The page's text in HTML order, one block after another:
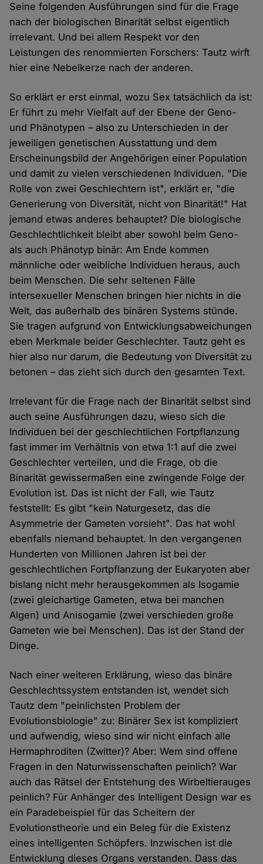
Seine folgenden Ausführungen sind für die Frage
nach der biologischen Binarität selbst eigentlich
irrelevant. Und bei allem Respekt vor den
Leistungen des renommierten Forschers: Tautz wirft
hier eine Nebelkerze nach der anderen.
So erklärt er erst einmal, wozu Sex tatsächlich da ist:
Er führt zu mehr Vielfalt auf der Ebene der Geno-
und Phänotypen – also zu Unterschieden in der
jeweiligen genetischen Ausstattung und dem
Erscheinungsbild der Angehörigen einer Population
und damit zu vielen verschiedenen Individuen. "Die
Rolle von zwei Geschlechtern ist", erklärt er, "die
Generierung von Diversität, nicht von Binarität!" Hat
jemand etwas anderes behauptet? Die biologische
Geschlechtlichkeit bleibt aber sowohl beim Geno-
als auch Phänotyp binär: Am Ende kommen
männliche oder weibliche Individuen heraus, auch
beim Menschen. Die sehr seltenen Fälle
intersexueller Menschen bringen hier nichts in die
Welt, das außerhalb des binären Systems stünde.
Sie tragen aufgrund von Entwicklungsabweichungen
eben Merkmale beider Geschlechter. Tautz geht es
hier also nur darum, die Bedeutung von Diversität zu
betonen – das zieht sich durch den gesamten Text.
Irrelevant für die Frage nach der Binarität selbst sind
auch seine Ausführungen dazu, wieso sich die
Individuen bei der geschlechtlichen Fortpflanzung
fast immer im Verhältnis von etwa 1:1 auf die zwei
Geschlechter verteilen, und die Frage, ob die
Binarität gewissermaßen eine zwingende Folge der
Evolution ist. Das ist nicht der Fall, wie Tautz
feststellt: Es gibt "kein Naturgesetz, das die
Asymmetrie der Gameten vorsieht". Das hat wohl
ebenfalls niemand behauptet. In den vergangenen
Hunderten von Millionen Jahren ist bei der
geschlechtlichen Fortpflanzung der Eukaryoten aber
bislang nicht mehr herausgekommen als Isogamie
(zwei gleichartige Gameten, etwa bei manchen
Algen) und Anisogamie (zwei verschieden große
Gameten wie bei Menschen). Das ist der Stand der
Dinge.
Nach einer weiteren Erklärung, wieso das binäre
Geschlechtssystem entstanden ist, wendet sich
Tautz dem "peinlichsten Problem der
Evolutionsbiologie" zu: Binärer Sex ist kompliziert
und aufwendig, wieso sind wir nicht einfach alle
Hermaphroditen (Zwitter)? Aber: Wem sind offene
Fragen in den Naturwissenschaften peinlich? War
auch das Rätsel der Entstehung des Wirbeltierauges
peinlich? Für Anhänger des Intelligent Design war es
ein Paradebeispiel für das Scheitern der
Evolutionstheorie und ein Beleg für die Existenz
eines intelligenten Schöpfers. Inzwischen ist die
Entwicklung dieses Organs verstanden. Dass das